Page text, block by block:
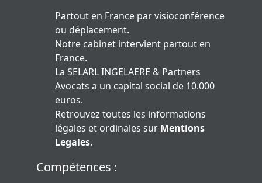
Partout en France par visioconférence
ou déplacement.
Notre cabinet intervient partout en
France.
La SELARL INGELAERE & Partners
Avocats a un capital social de 10.000
euros.
Retrouvez toutes les informations
légales et ordinales sur Mentions
Legales.
Compétences :